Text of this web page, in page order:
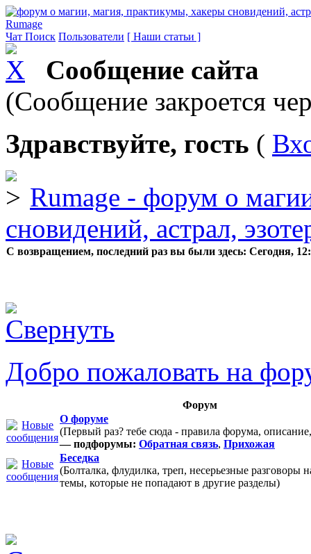
Rumage
Чат Поиск Пользователи [ Наши статьи ]
Сообщение сайта
(Сообщение закроется
Здравствуйте, гость (
Rumage - форум о
сновидений, астрал,
С возвращением, последний раз вы были здесь: Сегодня,
Добро пожаловать на
Форум
О форуме
(Первый раз? тебе сюда - правила форума,
— подфорумы: Обратная связь, Прихожая
Беседка
(Болталка, флудилка, треп, несерьезные разговоры
темы, которые не попадают в другие разделы)